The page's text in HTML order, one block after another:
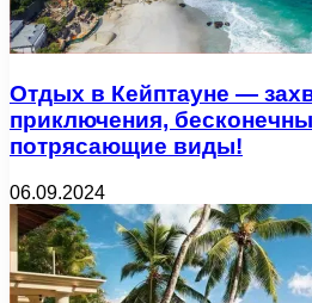
Отдых в Кейптауне —
приключения,
потрясающие виды!
06.09.2024